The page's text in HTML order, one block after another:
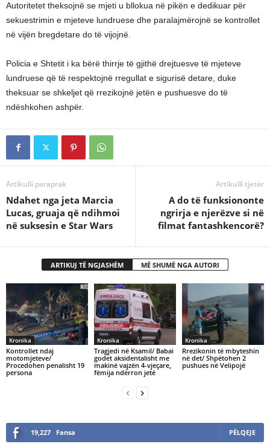
Autoritetet theksojnë se mjeti u bllokua në pikën e dedikuar për
sekuestrimin e mjeteve lundruese dhe paralajmërojnë se kontrollet
në vijën bregdetare do të vijojnë.
Policia e Shtetit i ka bërë thirrje të gjithë drejtuesve të mjeteve
lundruese që të respektojnë rregullat e sigurisë detare, duke
theksuar se shkeljet që rrezikojnë jetën e pushuesve do të
ndëshkohen ashpër.
Artikulli paraprak
Ndahet nga jeta Marcia
Lucas, gruaja që ndihmoi
në suksesin e Star Wars
Artikulli tjetër
A do të funksiononte
ngrirja e njerëzve si në
filmat fantashkencorë?
ARTIKUJ TË NGJASHËM MË SHUMË NGA AUTORI
Kronika
Kontrollet ndaj
motomjeteve/
Procedohen penalisht 19
persona
Kronika
Tragjedi në Ksamil/ Babai
godet aksidentalisht me
makinë vajzën 4-vjeçare,
fëmija ndërron jetë
Kronika
Rrezikonin të mbyteshin
në det/ Shpëtohen 2
pushues në Velipojë
19,227 Fansa PËLQEJE